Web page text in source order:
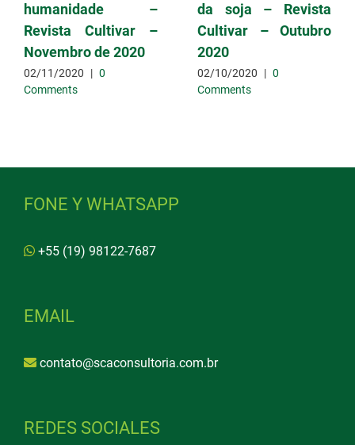
humanidade –
Revista Cultivar –
Novembro de 2020
02/11/2020 | 0
Comments
da soja – Revista
Cultivar – Outubro
2020
02/10/2020 | 0
Comments
FONE Y WHATSAPP
+55 (19) 98122-7687
EMAIL
contato@scaconsultoria.com.br
REDES SOCIALES